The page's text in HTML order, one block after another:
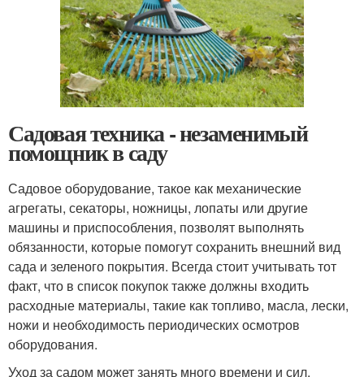
Садовая техника - незаменимый
помощник в саду
Садовое оборудование, такое как механические
агрегаты, секаторы, ножницы, лопаты или другие
машины и приспособления, позволят выполнять
обязанности, которые помогут сохранить внешний вид
сада и зеленого покрытия. Всегда стоит учитывать тот
факт, что в список покупок также должны входить
расходные материалы, такие как топливо, масла, лески,
ножи и необходимость периодических осмотров
оборудования.
Уход за садом может занять много времени и сил.